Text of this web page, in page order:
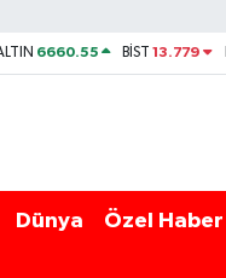
6660.55 BİST13.779
Dünya Özel Haber